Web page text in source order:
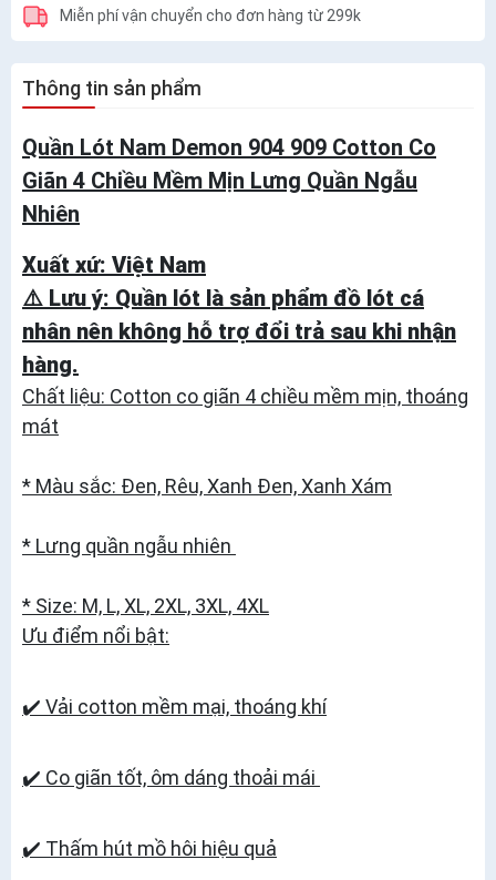
Miễn phí vận chuyển cho đơn hàng từ 299k
Thông tin sản phẩm
Quần Lót Nam Demon 904 909 Cotton Co
Giãn 4 Chiều Mềm Mịn Lưng Quần Ngẫu
Nhiên
Xuất xứ: Việt Nam
⚠️ Lưu ý: Quần lót là sản phẩm đồ lót cá
nhân nên không hỗ trợ đổi trả sau khi nhận
hàng.
Chất liệu: Cotton co giãn 4 chiều mềm mịn, thoáng
mát
* Màu sắc: Đen, Rêu, Xanh Đen, Xanh Xám
* Lưng quần ngẫu nhiên
* Size: M, L, XL, 2XL, 3XL, 4XL
Ưu điểm nổi bật:
✔️ Vải cotton mềm mại, thoáng khí
✔️ Co giãn tốt, ôm dáng thoải mái
✔️ Thấm hút mồ hôi hiệu quả